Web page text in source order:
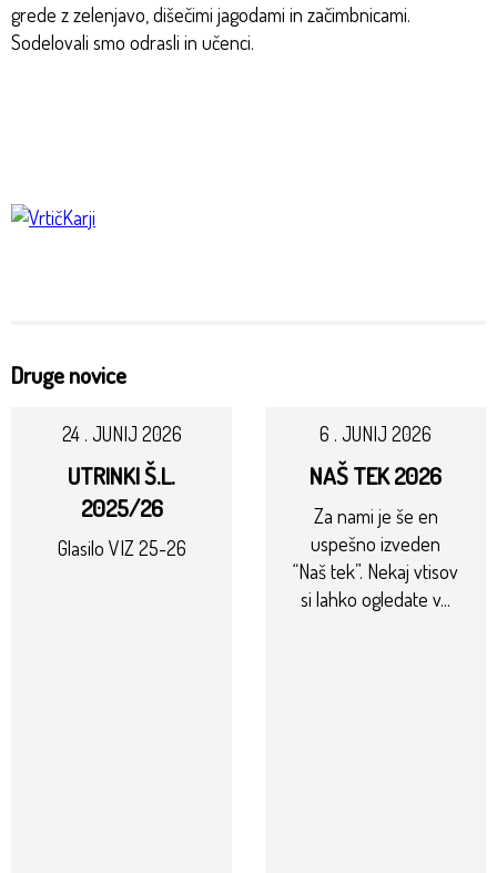
grede z zelenjavo, dišečimi jagodami in začimbnicami.
Sodelovali smo odrasli in učenci.
Druge novice
24 . JUNIJ 2026
UTRINKI Š.L.
2025/26
Glasilo VIZ 25-26
6 . JUNIJ 2026
NAŠ TEK 2026
Za nami je še en
uspešno izveden
“Naš tek”. Nekaj vtisov
si lahko ogledate v...